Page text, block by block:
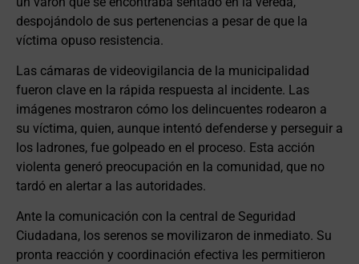
despojándolo de sus pertenencias a pesar de que la
víctima opuso resistencia.
Las cámaras de videovigilancia de la municipalidad
fueron clave en la rápida respuesta al incidente. Las
imágenes mostraron cómo los delincuentes rodearon a
su víctima, quien, aunque intentó defenderse y perseguir a
los ladrones, fue golpeado en el proceso. Esta acción
violenta generó preocupación en la comunidad, que no
tardó en alertar a las autoridades.
Ante la comunicación con la central de Seguridad
Ciudadana, los serenos se movilizaron de inmediato. Su
pronta reacción y coordinación efectiva les permitieron